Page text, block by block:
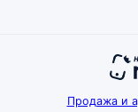
Продажа и